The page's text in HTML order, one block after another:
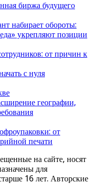
биржа будущего
набирает обороты:
укрепляют позиции
от причин к
с нуля
географии,
от
печати
на сайте, носят
для
16 лет. Авторские